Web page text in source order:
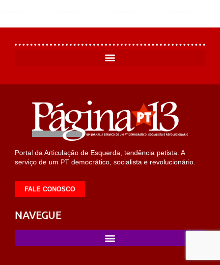
Portal da Articulação de Esquerda, tendência petista. A
serviço de um PT democrático, socialista e revolucionário.
FALE CONOSCO
NAVEGUE